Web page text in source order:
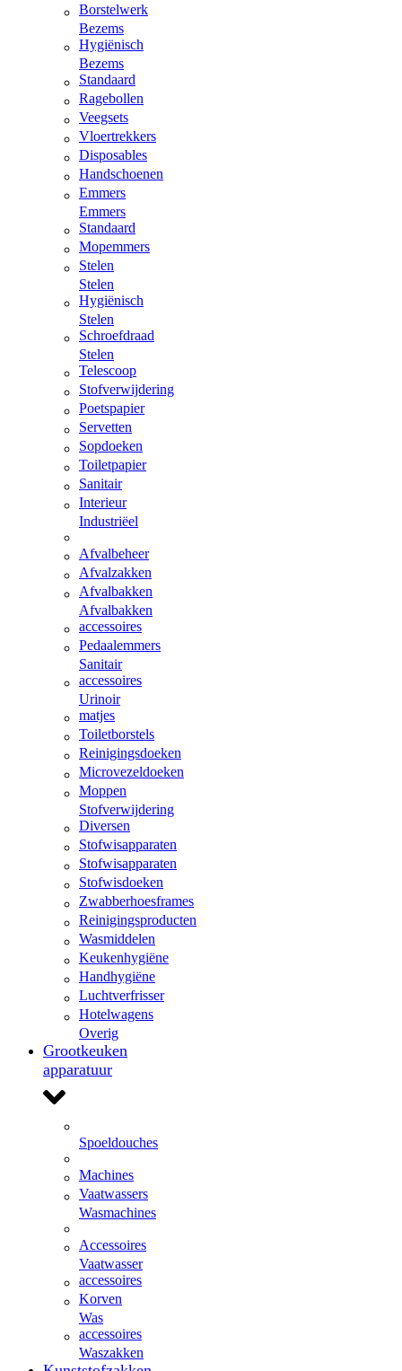
Borstelwerk
Bezems
Hygiënisch
Bezems
Standaard
Ragebollen
Veegsets
Vloertrekkers
Disposables
Handschoenen
Emmers
Emmers
Standaard
Mopemmers
Stelen
Stelen
Hygiënisch
Stelen
Schroefdraad
Stelen
Telescoop
Stofverwijdering
Poetspapier
Servetten
Sopdoeken
Toiletpapier
Sanitair
Interieur
Industriëel
Afvalbeheer
Afvalzakken
Afvalbakken
Afvalbakken
accessoires
Pedaalemmers
Sanitair
accessoires
Urinoir
matjes
Toiletborstels
Reinigingsdoeken
Microvezeldoeken
Moppen
Stofverwijdering
Diversen
Stofwisapparaten
Stofwisapparaten
Stofwisdoeken
Zwabberhoesframes
Reinigingsproducten
Wasmiddelen
Keukenhygiëne
Handhygiëne
Luchtverfrisser
Hotelwagens
Overig
Grootkeuken
apparatuur
Spoeldouches
Machines
Vaatwassers
Wasmachines
Accessoires
Vaatwasser
accessoires
Korven
Was
accessoires
Waszakken